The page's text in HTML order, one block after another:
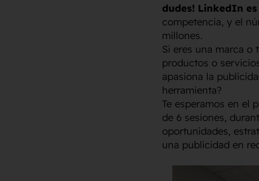
dudes! LinkedIn
competencia, y el
millones.
Si eres una marca o
productos o
apasiona la
herramienta?
Te esperamos en el
de 6 sesiones,
oportunidades,
una publicidad en